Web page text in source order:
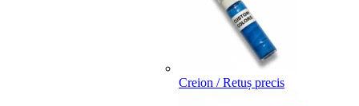
Creion / Retuș precis